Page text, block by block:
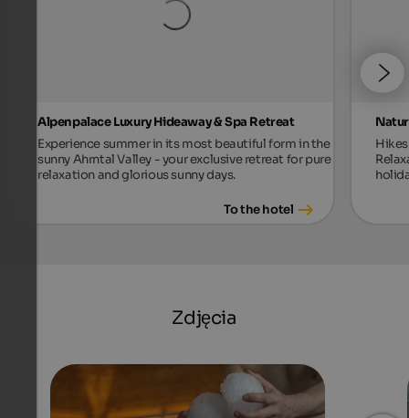
Alpenpalace Luxury Hideaway & Spa Retreat
Experience summer in its most beautiful form in the
sunny Ahrntal Valley - your exclusive retreat for pure
relaxation and glorious sunny days.
To the hotel
Zdjęcia